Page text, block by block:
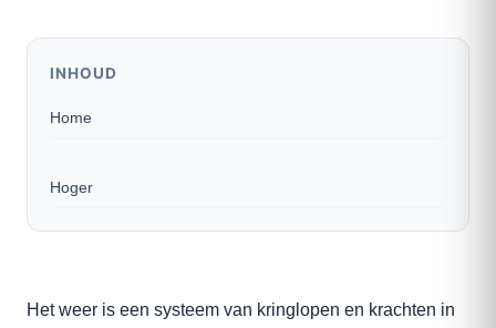
INHOUD
Home
Hoger
Het weer is een systeem van kringlopen en krachten in